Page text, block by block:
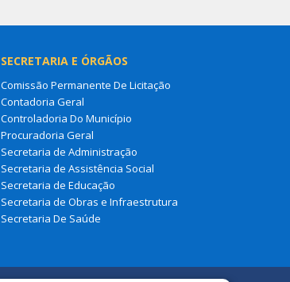
SECRETARIA E ÓRGÃOS
Comissão Permanente De Licitação
Contadoria Geral
Controladoria Do Município
Procuradoria Geral
Secretaria de Administração
Secretaria de Assistência Social
Secretaria de Educação
Secretaria de Obras e Infraestrutura
Secretaria De Saúde